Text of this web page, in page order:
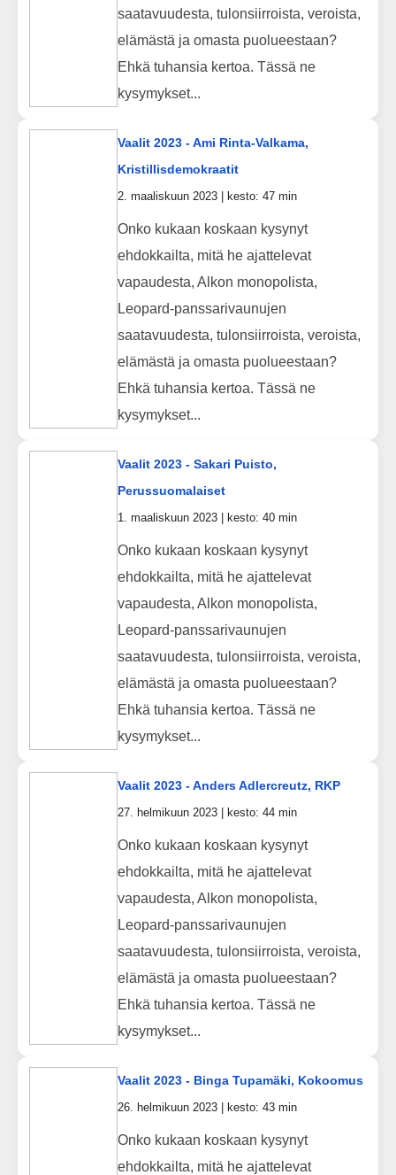
saatavuudesta, tulonsiirroista, veroista,
elämästä ja omasta puolueestaan?
Ehkä tuhansia kertoa. Tässä ne
kysymykset...
Vaalit 2023 - Ami Rinta-Valkama,
Kristillisdemokraatit
2. maaliskuun 2023 | kesto: 47 min
Onko kukaan koskaan kysynyt
ehdokkailta, mitä he ajattelevat
vapaudesta, Alkon monopolista,
Leopard-panssarivaunujen
saatavuudesta, tulonsiirroista, veroista,
elämästä ja omasta puolueestaan?
Ehkä tuhansia kertoa. Tässä ne
kysymykset...
Vaalit 2023 - Sakari Puisto,
Perussuomalaiset
1. maaliskuun 2023 | kesto: 40 min
Onko kukaan koskaan kysynyt
ehdokkailta, mitä he ajattelevat
vapaudesta, Alkon monopolista,
Leopard-panssarivaunujen
saatavuudesta, tulonsiirroista, veroista,
elämästä ja omasta puolueestaan?
Ehkä tuhansia kertoa. Tässä ne
kysymykset...
Vaalit 2023 - Anders Adlercreutz, RKP
27. helmikuun 2023 | kesto: 44 min
Onko kukaan koskaan kysynyt
ehdokkailta, mitä he ajattelevat
vapaudesta, Alkon monopolista,
Leopard-panssarivaunujen
saatavuudesta, tulonsiirroista, veroista,
elämästä ja omasta puolueestaan?
Ehkä tuhansia kertoa. Tässä ne
kysymykset...
Vaalit 2023 - Binga Tupamäki, Kokoomus
26. helmikuun 2023 | kesto: 43 min
Onko kukaan koskaan kysynyt
ehdokkailta, mitä he ajattelevat